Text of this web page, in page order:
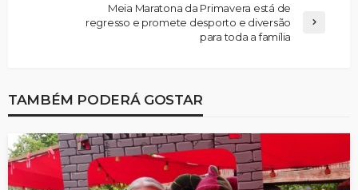
Meia Maratona da Primavera está de
regresso e promete desporto e diversão
para toda a família
TAMBÉM PODERÁ GOSTAR